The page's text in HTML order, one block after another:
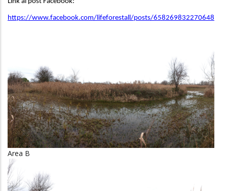
https://www.facebook.com/lifeforestall/posts/658269832270648
Area B